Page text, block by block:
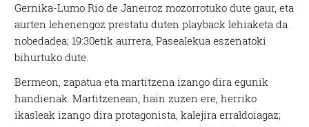
Gernika-Lumo Rio de Janeiroz mozorrotuko dute gaur, eta
aurten lehenengoz prestatu duten playback lehiaketa da
nobedadea; 19:30etik aurrera, Pasealekua eszenatoki
bihurtuko dute.
Bermeon, zapatua eta martitzena izango dira egunik
handienak. Martitzenean, hain zuzen ere, herriko
ikasleak izango dira protagonista, kalejira erraldoiagaz;